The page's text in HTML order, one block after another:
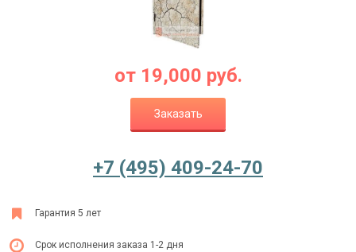
Ежедневно с 08:00 до 24:00
от 19,000 руб.
Заказать
+7 (495) 409-24-70
Гарантия 5 лет
Срок исполнения заказа 1-2 дня